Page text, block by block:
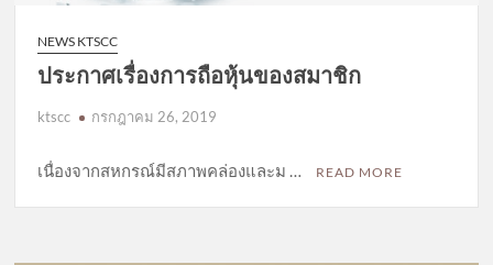
NEWS KTSCC
ประกาศเรื่องการถือหุ้นของสมาชิก
ktscc กรกฎาคม 26, 2019
เนื่องจากสหกรณ์มีสภาพคล่องและม … READ MORE